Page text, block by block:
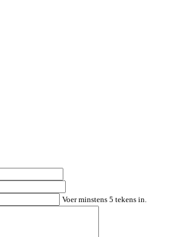
Voer minstens 5 tekens in.